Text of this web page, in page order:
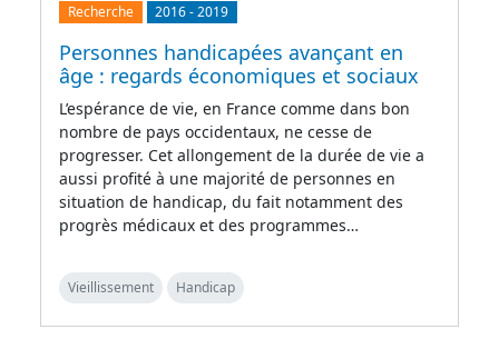
Recherche 2016-2019
Personnes handicapées avançant en
âge : regards économiques et sociaux
L’espérance de vie, en France comme dans bon
nombre de pays occidentaux, ne cesse de
progresser. Cet allongement de la durée de vie a
aussi profité à une majorité de personnes en
situation de handicap, du fait notamment des
progrès médicaux et des programmes…
Vieillissement Handicap